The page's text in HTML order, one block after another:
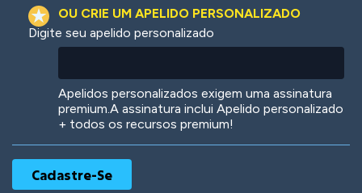
OU CRIE UM APELIDO PERSONALIZADO
Digite seu apelido personalizado
Apelidos personalizados exigem uma assinatura
premium.A assinatura inclui Apelido personalizado
+ todos os recursos premium!